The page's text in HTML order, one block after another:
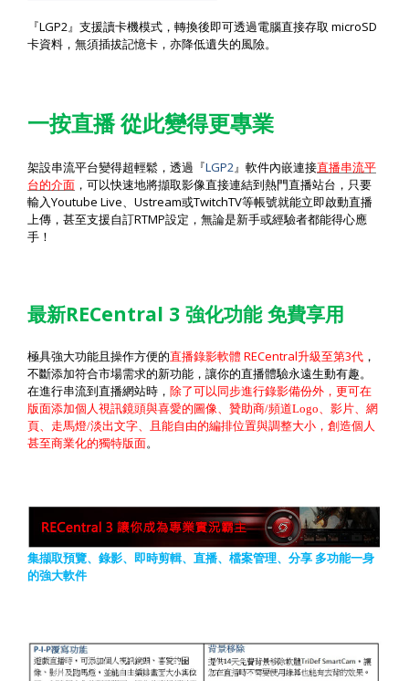
『LGP2 』支援讀卡機模式，轉換後即可透過電腦直接存取 microSD
卡資料，無須插拔記憶卡，亦降低遺失的風險。
一按直播 從此變得更專業
架設串流平台變得超輕鬆，透過『LGP2 』軟件內嵌連接直播串流平
台的介面 ，可以快速地將擷取影像直接連結到熱門直播站台，只要
輸入 Youtube Live Ustream或TwitchTV等帳號就能立即啟動直播
上傳，甚至支援自訂RTMP設定，無論是新手或經驗者都能得心應
手！
最新RECentral 3 強化功能 免費享用
極具強大功能且操作方便的直播錄影軟體 RECentral升級至第3代 ，
不斷添加符合市場需求的新功能，讓你的直播體驗永遠生動有趣。
在進行串流到直播網站時， 除了可以同步進行錄影備份外，更可在
版面添加個人視訊鏡頭與喜愛的圖像、贊助商/頻道Logo 、影片、網
頁、走馬燈/淡出文字、且能自由的編排位置與調整大小，創造個人
甚至商業化的獨特版面。
集擷取預覽、錄影、即時剪輯、直播、檔案管理、分享 多功能一身
的強大軟件